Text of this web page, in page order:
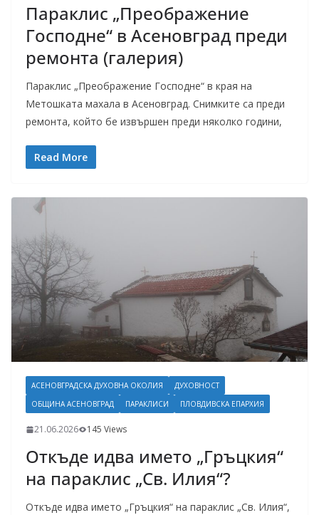
Параклис „Преображение
Господне“ в Асеновград преди
ремонта (галерия)
Параклис „Преображение Господне“ в края на
Метошката махала в Асеновград. Снимките са преди
ремонта, който бе извършен преди няколко години,
Read More
АСЕНОВГРАДСКА ДУХОВНА ОКОЛИЯ
ДУХОВНОСТ
ОБЩИНА АСЕНОВГРАД
ПАРАКЛИСИ ПЛОВДИВСКА ЕПАРХИЯ
21.06.2026 145 Views
Откъде идва името „Гръцкия“
на параклис „Св. Илия“?
Откъде идва името „Гръцкия“ на параклис „Св. Илия“,